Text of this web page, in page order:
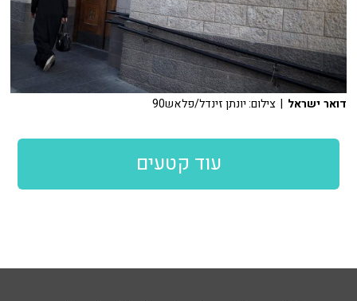
דואר ישראל | צילום: יונתן זינדל/פלאש90
עוד קטעים